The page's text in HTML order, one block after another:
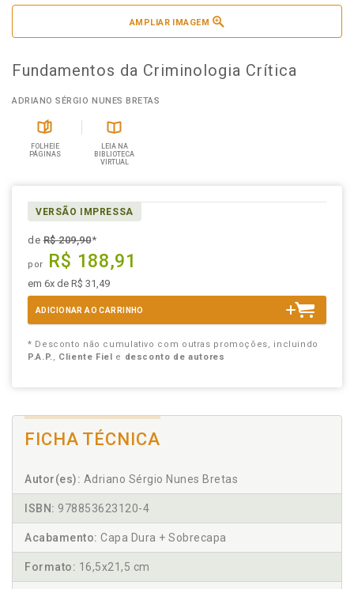
AMPLIAR IMAGEM
Fundamentos da Criminologia Crítica
ADRIANO SÉRGIO NUNES BRETAS
FOLHEIE
PÁGINAS
LEIA NA
BIBLIOTECA
VIRTUAL
VERSÃO IMPRESSA
deR$ 209,90*
por R$ 188,91
em 6x de R$ 31,49
ADICIONAR AO CARRINHO
* Desconto não cumulativo com outras promoções, incluindo
P.A.P., Cliente Fiel e desconto de autores
FICHA TÉCNICA
Autor(es): Adriano Sérgio Nunes Bretas
ISBN: 978853623120-4
Acabamento: Capa Dura + Sobrecapa
Formato: 16,5x21,5 cm